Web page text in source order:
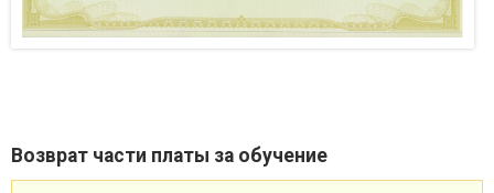
Возврат части платы за обучение